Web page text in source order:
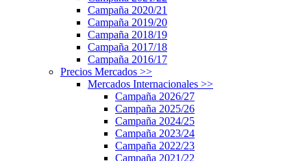
Campaña 2020/21
Campaña 2019/20
Campaña 2018/19
Campaña 2017/18
Campaña 2016/17
Precios Mercados >>
Mercados Internacionales >>
Campaña 2026/27
Campaña 2025/26
Campaña 2024/25
Campaña 2023/24
Campaña 2022/23
Campaña 2021/22